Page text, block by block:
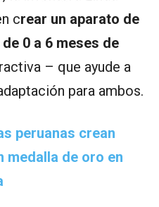
crear un aparato de
0 a 6 meses de
– que ayude a
para ambos.
peruanas crean
medalla de oro en